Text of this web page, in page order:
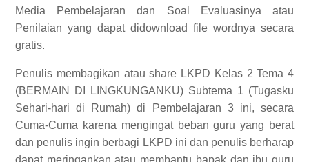
Media Pembelajaran dan Soal Evaluasinya atau
Penilaian yang dapat didownload file wordnya secara
gratis.
Penulis membagikan atau share LKPD Kelas 2 Tema 4
(BERMAIN DI LINGKUNGANKU) Subtema 1 (Tugasku
Sehari-hari di Rumah) di Pembelajaran 3 ini, secara
Cuma-Cuma karena mengingat beban guru yang berat
dan penulis ingin berbagi LKPD ini dan penulis berharap
dapat meringankan atau membantu bapak dan ibu guru